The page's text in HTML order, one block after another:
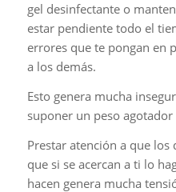
gel desinfectante o
estar pendiente todo el
errores que te pongan en
a los demás.
Esto genera mucha
suponer un peso
Prestar atención a que
que si se acercan a ti lo
hacen genera mucha